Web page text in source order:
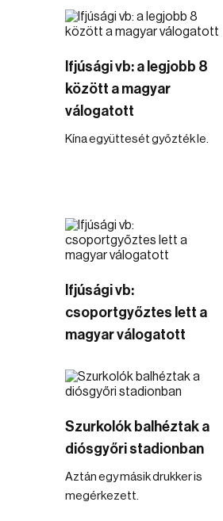
Ifjúsági vb: a legjobb 8
között a magyar
válogatott
Kína együttesét győzték le.
Ifjúsági vb:
csoportgyőztes lett a
magyar válogatott
Szurkolók balhéztak a
diósgyőri stadionban
Aztán egy másik drukker is
megérkezett.